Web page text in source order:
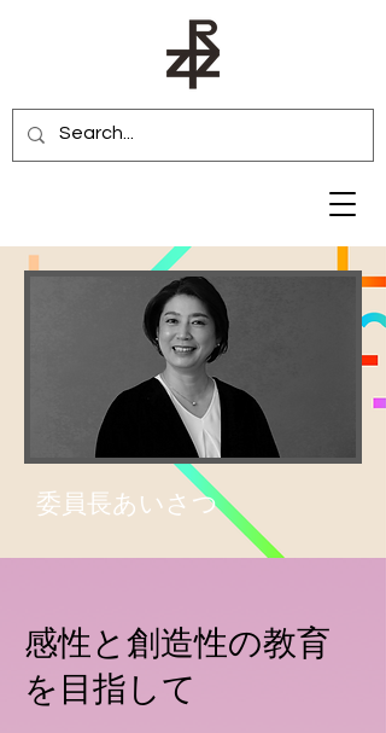
​委員長あいさつ
​感性と創造性の教育
を目指して